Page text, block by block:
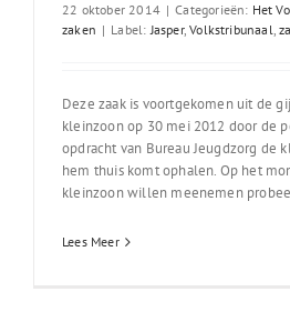
22 oktober 2014 | Categorieën: Het
zaken | Label:Jasper,Volkstribunaal,
Deze zaak is voortgekomen uit de
kleinzoon op 30 mei 2012 door de
opdracht van Bureau Jeugdzorg de
hem thuis komt ophalen. Op het
kleinzoon willen meenemen
Lees Meer